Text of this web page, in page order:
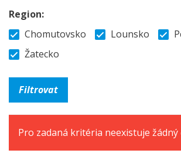
Region:
Chomutovsko
Lounsko
Žatecko
Pro zadaná kritéria neexistuje žádný